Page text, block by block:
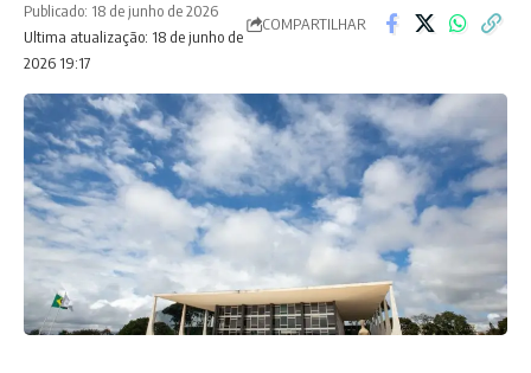
Ultima atualização: 18 de junho de
2026 19:17
Publicado: 18 de junho de 2026
COMPARTILHAR